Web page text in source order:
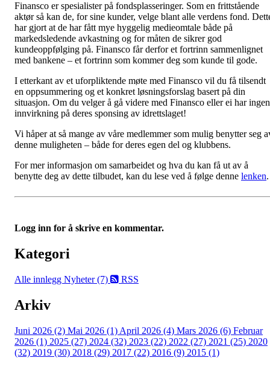
Finansco er spesialister på fondsplasseringer. Som en frittstående
aktør så kan de, for sine kunder, velge blant alle verdens fond.
har gjort at de har fått mye hyggelig medieomtale både på
markedsledende avkastning og for måten de sikrer god
kundeoppfølging på. Finansco får derfor et fortrinn sammenlignet
med bankene – et fortrinn som kommer deg som kunde til gode.
I etterkant av et uforpliktende møte med Finansco vil du få tilsendt
en oppsummering og et konkret løsningsforslag basert på din
situasjon. Om du velger å gå videre med Finansco eller ei har ingen
innvirkning på deres sponsing av idrettslaget!
Vi håper at så mange av våre medlemmer som mulig benytter seg
denne muligheten – både for deres egen del og klubbens.
For mer informasjon om samarbeidet og hva du kan få ut av å
benytte deg av dette tilbudet, kan du lese ved å følge denne lenken.
Logg inn for å skrive en kommentar.
Kategori
Alle innlegg Nyheter (7) RSS
Arkiv
Juni 2026 (2) Mai 2026 (1) April 2026 (4) Mars 2026 (6) Februar
2026 (1) 2025 (27) 2024 (32) 2023 (22) 2022 (27) 2021 (25) 2020
(32) 2019 (30) 2018 (29) 2017 (22) 2016 (9) 2015 (1)